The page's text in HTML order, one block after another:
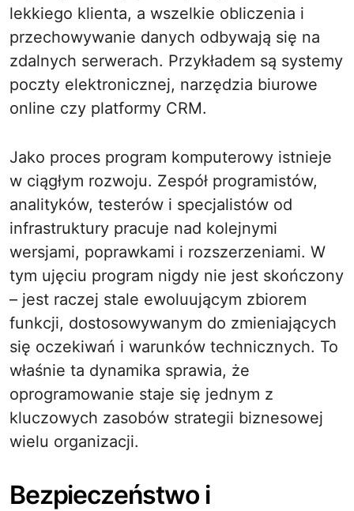
lekkiego klienta, a wszelkie obliczenia i
przechowywanie danych odbywają się na
zdalnych serwerach. Przykładem są systemy
poczty elektronicznej, narzędzia biurowe
online czy platformy CRM.
Jako proces program komputerowy istnieje
w ciągłym rozwoju. Zespół programistów,
analityków, testerów i specjalistów od
infrastruktury pracuje nad kolejnymi
wersjami, poprawkami i rozszerzeniami. W
tym ujęciu program nigdy nie jest skończony
– jest raczej stale ewoluującym zbiorem
funkcji, dostosowywanym do zmieniających
się oczekiwań i warunków technicznych. To
właśnie ta dynamika sprawia, że
oprogramowanie staje się jednym z
kluczowych zasobów strategii biznesowej
wielu organizacji.
Bezpieczeństwo i